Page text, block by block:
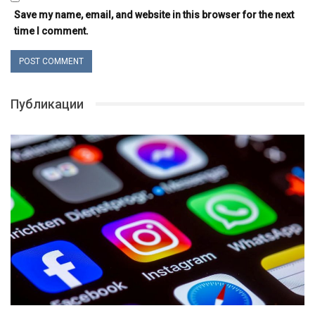
Save my name, email, and website in this browser for the next
time I comment.
Публикации